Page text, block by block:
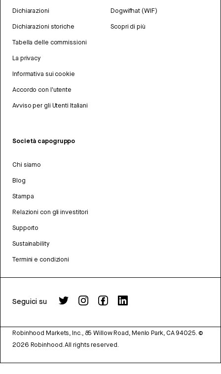
Dichiarazioni
Dichiarazioni storiche
Tabella delle commissioni
La privacy
Informativa sui cookie
Accordo con l'utente
Avviso per gli Utenti Italiani
Dogwifhat (WIF)
Scopri di più
Società capogruppo
Chi siamo
Blog
Stampa
Relazioni con gli investitori
Supporto
Sustainability
Termini e condizioni
Seguici su
Robinhood Markets, Inc., 85 Willow Road, Menlo Park, CA 94025. ©
2026 Robinhood. All rights reserved.